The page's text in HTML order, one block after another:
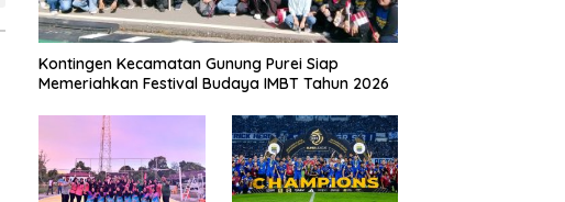
Kontingen Kecamatan Gunung Purei Siap
Memeriahkan Festival Budaya IMBT Tahun 2026